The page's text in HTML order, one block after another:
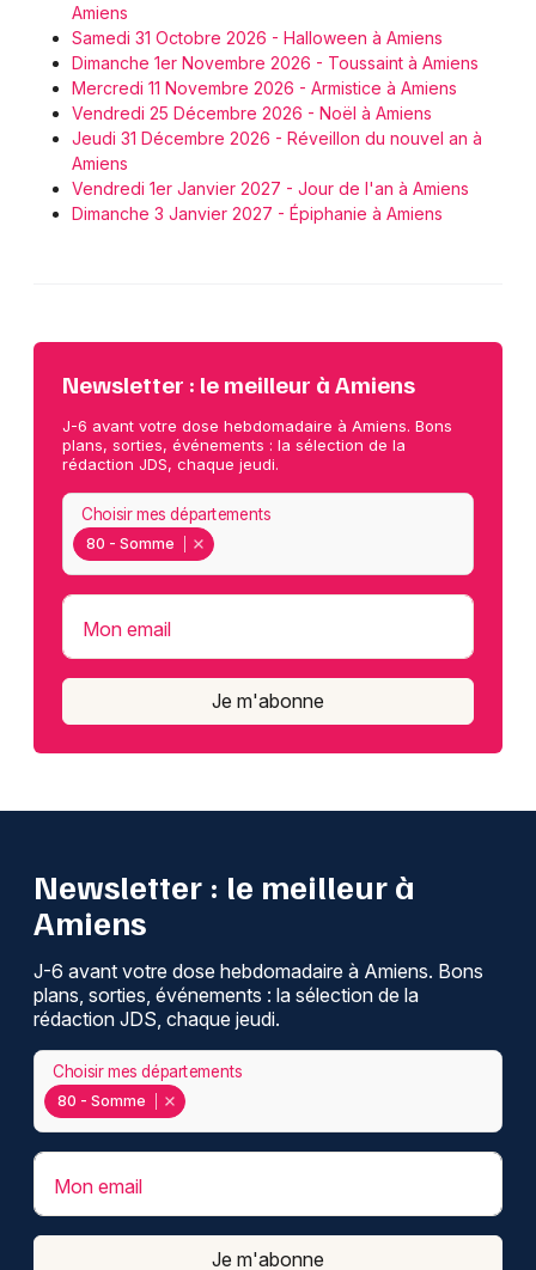
Amiens
Samedi 31 Octobre 2026 - Halloween à Amiens
Dimanche 1er Novembre 2026 - Toussaint à Amiens
Mercredi 11 Novembre 2026 - Armistice à Amiens
Vendredi 25 Décembre 2026 - Noël à Amiens
Jeudi 31 Décembre 2026 - Réveillon du nouvel an à
Amiens
Vendredi 1er Janvier 2027 - Jour de l'an à Amiens
Dimanche 3 Janvier 2027 - Épiphanie à Amiens
Newsletter : le meilleur à Amiens
J-6 avant votre dose hebdomadaire à Amiens. Bons
plans, sorties, événements : la sélection de la
rédaction JDS, chaque jeudi.
80 - Somme
Choisir mes départements
Mon email
Je m'abonne
Newsletter : le meilleur à
Amiens
J-6 avant votre dose hebdomadaire à Amiens. Bons
plans, sorties, événements : la sélection de la
rédaction JDS, chaque jeudi.
80 - Somme
Choisir mes départements
Mon email
Je m'abonne